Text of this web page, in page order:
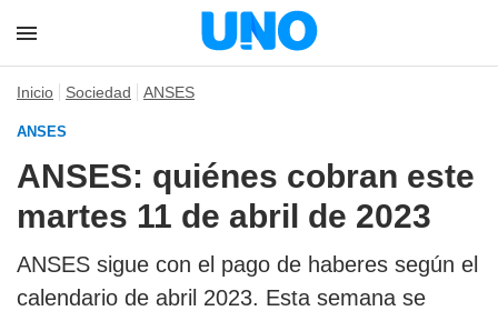
Inicio Sociedad ANSES
ANSES
ANSES: quiénes cobran este
martes 11 de abril de 2023
ANSES sigue con el pago de haberes según el
calendario de abril 2023. Esta semana se